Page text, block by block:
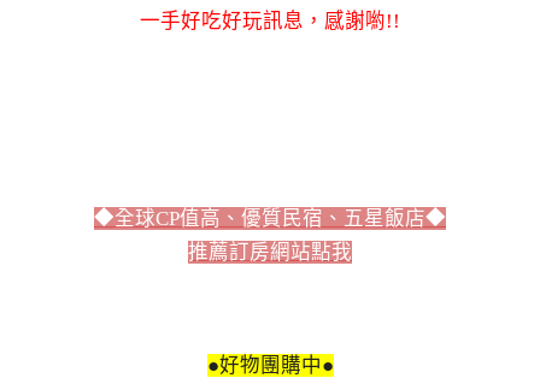
一手好吃好玩訊息，感謝喲!!
◆全球CP值高、優質民宿、五星飯店◆
推薦訂房網站點我
●好物團購中●